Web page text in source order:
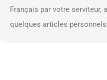
Français par votre serviteur,
quelques articles personnels